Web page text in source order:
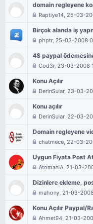
domain regleyene
Raptiye14, 25-03-
Birçok alanda iş
phptr, 25-03-2008
4$ paypal
Cod3r, 23-03-2008
Konu Açılır
DerinSular, 23-03-
Konu açılır
DerinSular, 22-03-
Domain regleyene
chatmece, 22-03-
Uygun Fiyata Post
AtomaniA, 21-03-
Dizinlere ekleme,
mahony, 21-03-
Konu Açılır Paypal/
Ahmet94, 21-03-